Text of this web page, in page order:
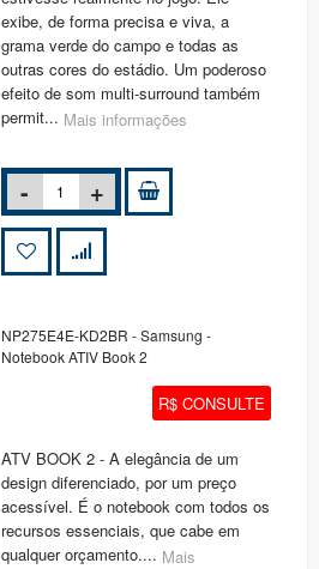
exibe, de forma precisa e viva, a
grama verde do campo e todas as
outras cores do estádio. Um poderoso
efeito de som multi-surround também
permit... Mais informações
NP275E4E-KD2BR - Samsung -
Notebook ATIV Book 2
R$ CONSULTE
ATV BOOK 2 - A elegância de um
design diferenciado, por um preço
acessível. É o notebook com todos os
recursos essenciais, que cabe em
qualquer orçamento.... Mais